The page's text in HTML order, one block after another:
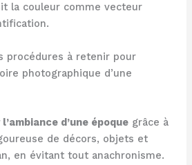
la couleur comme vecteur
procédures à retenir pour
photographique d’une
d’une époque grâce à
de décors, objets et
en évitant tout anachronisme.